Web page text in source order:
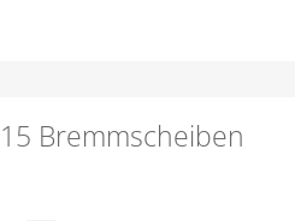
Bremmscheiben